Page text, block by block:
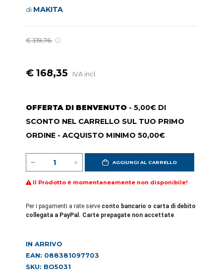
di MAKITA
€ 319,76
€ 168,35 IVA incl.
OFFERTA DI BENVENUTO - 5,00€ DI
SCONTO NEL CARRELLO SUL TUO PRIMO
ORDINE - ACQUISTO MINIMO 50,00€
AGGIUNGI AL CARRELLO
Il Prodotto è momentaneamente non disponibile!
Per i pagamenti a rate serve conto bancario o carta di debito
collegata a PayPal. Carte prepagate non accettate.
IN ARRIVO
EAN: 088381097703
SKU: BO5031